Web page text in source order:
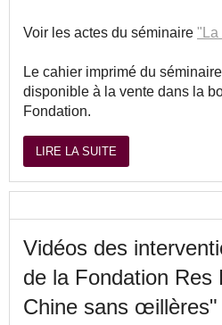
Voir les actes du séminaire "La
Le cahier imprimé du séminaire
disponible à la vente dans la
Fondation.
LIRE LA SUITE
Vidéos des
de la Fondation Res
Chine sans œillères"